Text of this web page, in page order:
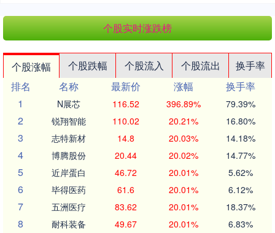
个股实时涨跌榜
个股涨幅 个股跌幅 个股流入 个股流出
换手率
排名
名称 最新价 涨幅
换手率
1
N展芯 116.52 396.89% 79.39%
2 锐翔智能 110.02 20.21% 16.80%
3 志特新材 14.8 20.03% 14.18%
4 博腾股份 20.44 20.02% 14.77%
5 近岸蛋白 46.72 20.01% 5.62%
6 毕得医药 61.6 20.01% 6.12%
7 五洲医疗 83.62 20.01% 18.37%
8 耐科装备 49.67 20.01% 6.83%